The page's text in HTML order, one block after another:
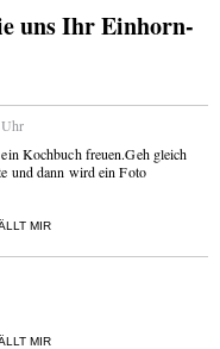
uns Ihr Einhorn-
Kochbuch freuen.Geh gleich
und dann wird ein Foto
MIR
MIR